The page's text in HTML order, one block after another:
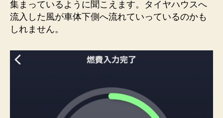
集まっているように聞こえます。タイヤハウスへ
流入した風が車体下側へ流れていっているのかも
しれません。